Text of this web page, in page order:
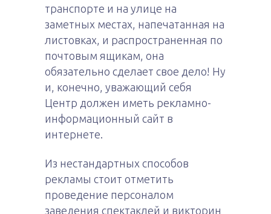
транспорте и на улице на
заметных местах, напечатанная на
листовках, и распространенная по
почтовым ящикам, она
обязательно сделает свое дело! Ну
и, конечно, уважающий себя
Центр должен иметь рекламно-
информационный сайт в
интернете.
Из нестандартных способов
рекламы стоит отметить
проведение персоналом
заведения спектаклей и викторин